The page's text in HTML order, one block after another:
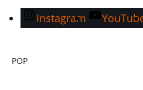
Instagram
POP